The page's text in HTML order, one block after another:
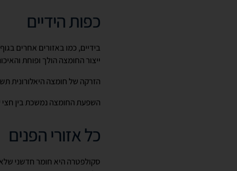
כפות הידיים
בידיים, כמו באזורים אחרים
ייצור החומצה הולך ופוחת
הזרקה של חומצה היאלורונית
השפעת החומצה נמשכת בין
כל אזורי הפנים
סקולפטרה היא חומר חדשני